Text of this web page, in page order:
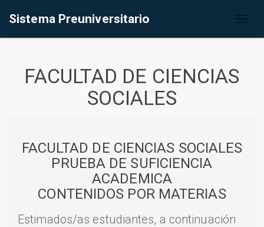
Sistema Preuniversitario
FACULTAD DE CIENCIAS
SOCIALES
FACULTAD DE CIENCIAS SOCIALES
PRUEBA DE SUFICIENCIA
ACADEMICA
CONTENIDOS POR MATERIAS
Estimados/as estudiantes, a continuación